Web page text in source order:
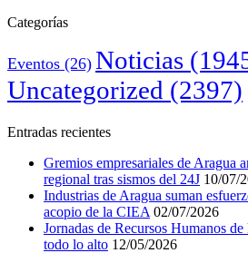
Categorías
Eventos (26) Noticias
Uncategorized (2397)
Entradas recientes
Gremios empresariales de Aragua
regional tras sismos del 24J 10/07/
Industrias de Aragua suman
acopio de la CIEA 02/07/2026
Jornadas de Recursos Humanos
todo lo alto 12/05/2026